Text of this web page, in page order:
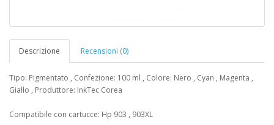
Descrizione Recensioni (0)
Tipo: Pigmentato , Confezione: 100 ml , Colore: Nero , Cyan , Magenta ,
Giallo , Produttore: InkTec Corea
Compatibile con cartucce: Hp 903 , 903XL